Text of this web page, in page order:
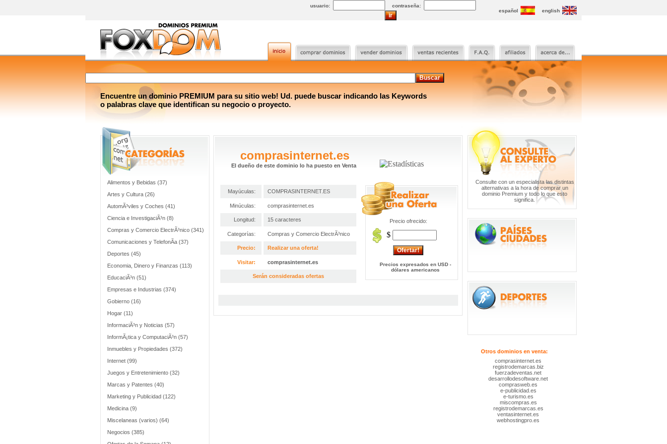
usuario:
contraseña:
español
english
Encuentre un dominio PREMIUM para su sitio web! Ud. puede buscar indicando las Keywords
o palabras clave que identifican su negocio o proyecto.
Alimentos y Bebidas (37)
Artes y Cultura (26)
AutomÃ³viles y Coches (41)
Ciencia e InvestigaciÃ³n (8)
Compras y Comercio ElectrÃ³nico (341)
Comunicaciones y TelefonÃ­a (37)
Deportes (45)
Economia, Dinero y Finanzas (113)
EducaciÃ³n (51)
Empresas e Industrias (374)
Gobierno (16)
Hogar (11)
InformaciÃ³n y Noticias (57)
InformÃ¡tica y ComputaciÃ³n (57)
Inmuebles y Propiedades (372)
Internet (99)
Juegos y Entretenimiento (32)
Marcas y Patentes (40)
Marketing y Publicidad (122)
Medicina (9)
Miscelaneas (varios) (64)
Negocios (385)
comprasinternet.es
El dueño de este dominio lo ha puesto en Venta
Mayúculas: COMPRASINTERNET.ES
Minúculas: comprasinternet.es
Longitud: 15 caracteres
Categorías: Compras y Comercio ElectrÃ³nico
Precio: Realizar una oferta!
Visitar: comprasinternet.es
Serán consideradas ofertas
Precio ofrecido:
$
Precios expresados en USD -
dólares americanos
Consulte con un especialista las distintas
alternativas a la hora de comprar un
dominio Premium y todo lo que esto
significa.
Otros dominios en venta:
comprasinternet.es
registrodemarcas.biz
fuerzadeventas.net
desarrollodesoftware.net
comprasweb.es
e-publicidad.es
e-turismo.es
miscompras.es
registrodemarcas.es
ventasinternet.es
webhostingpro.es